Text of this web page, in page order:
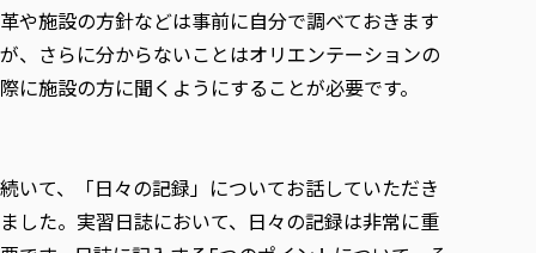
学びの特徴
ICT教育
教育実践活動（教育学科学生のみ受講可能）
禅のこころ
教員紹介・業績
学費（学部学科）
授業料減免・奨学金等
東北福祉大学オープンアクセス方針
各種社会貢献活動の窓口
伝承講座「311『伝える／備える』次世代塾」
JICA草の根技術協力事業
自治体・団体等との主な協定
研究所について
Universal Passport
革や施設の方針などは事前に自分で調べておきます
が、さらに分からないことはオリエンテーションの
際に施設の方に聞くようにすることが必要です。
続いて、「日々の記録」についてお話していただき
ました。実習日誌において、日々の記録は非常に重